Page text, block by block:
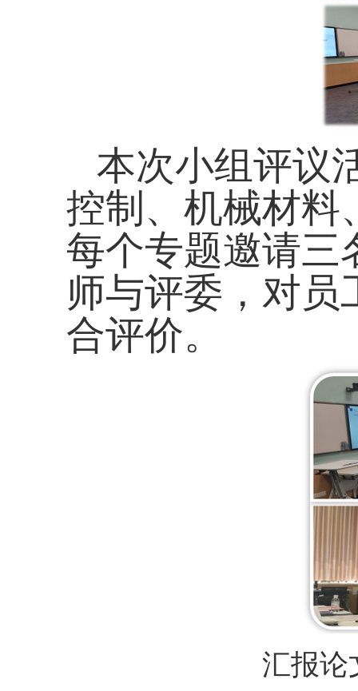
本次小组评议
控制、机械材料
每个专题邀请三
师与评委，对员
合评价。
汇报论